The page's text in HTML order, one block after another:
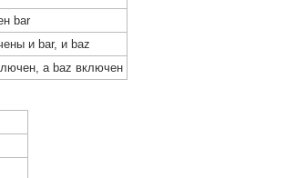
bar
и bar, и baz
а baz включен